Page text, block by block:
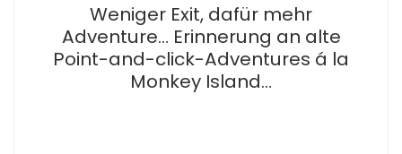
Weniger Exit, dafür mehr
Adventure… Erinnerung an alte
Point-and-click-Adventures á la
Monkey Island…